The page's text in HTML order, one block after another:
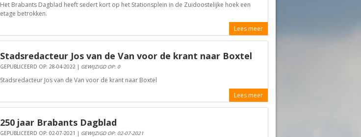
Het Brabants Dagblad heeft sedert kort op het Stationsplein in de Zuidoostelijke hoek een
etage betrokken.
Lees meer
Stadsredacteur Jos van de Van voor de krant naar Boxtel
GEPUBLICEERD OP: 28-04-2022 | GEWIJZIGD OP: 0
Stadsredacteur Jos van de Van voor de krant naar Boxtel
Lees meer
250 jaar Brabants Dagblad
GEPUBLICEERD OP: 02-07-2021 | GEWIJZIGD OP: 02-07-2021